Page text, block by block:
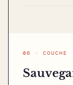
06 · COUCHE